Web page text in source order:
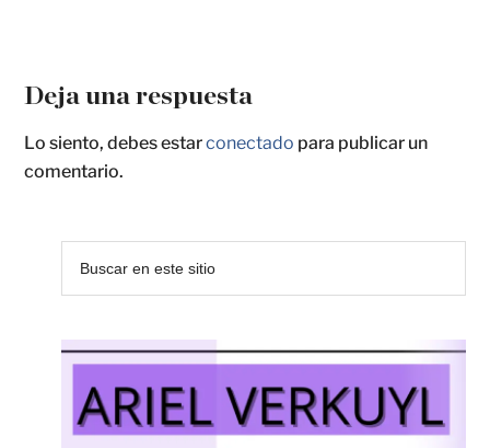
Deja una respuesta
Lo siento, debes estarconectado para publicar un
comentario.